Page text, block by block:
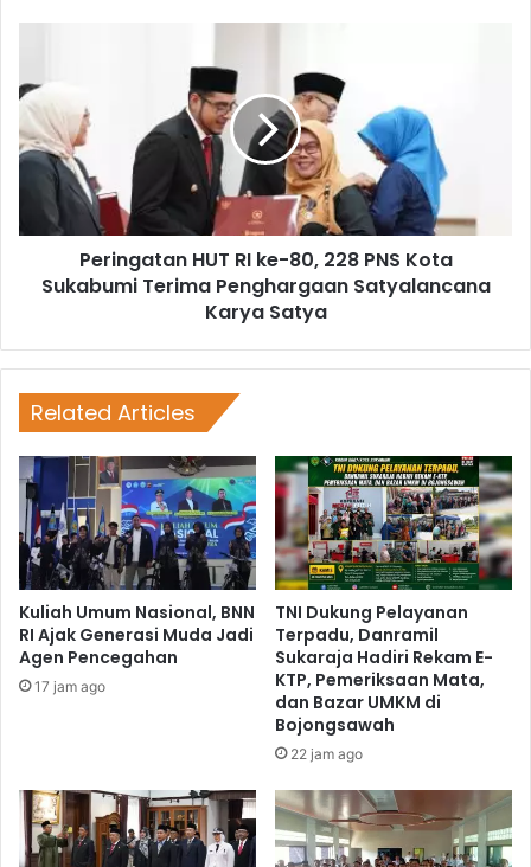
Peringatan HUT RI ke-80, 228 PNS Kota
Sukabumi Terima Penghargaan Satyalancana
Karya Satya
Related Articles
Kuliah Umum Nasional, BNN
RI Ajak Generasi Muda Jadi
Agen Pencegahan
17 jam ago
TNI Dukung Pelayanan
Terpadu, Danramil
Sukaraja Hadiri Rekam E-
KTP, Pemeriksaan Mata,
dan Bazar UMKM di
Bojongsawah
22 jam ago